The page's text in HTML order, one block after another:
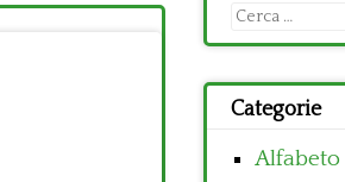
Ricerca
per:
Categorie
Alfabeto